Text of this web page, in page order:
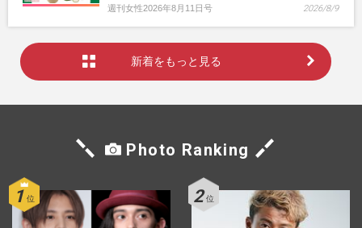
週刊女性2026年8月11日号 2026/8/9
新着をもっと見る
Photo Ranking